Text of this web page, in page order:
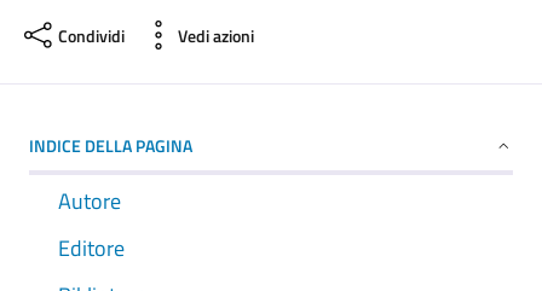
Condividi Vedi azioni
INDICE DELLA PAGINA
Autore
Editore